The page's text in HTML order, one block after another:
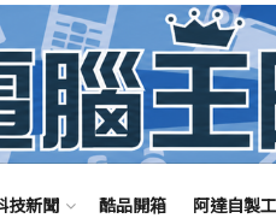
技新聞 酷品開箱 阿達自製